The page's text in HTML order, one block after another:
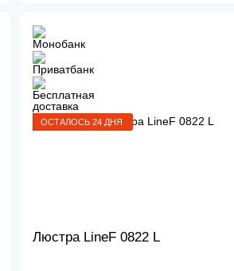
ОСТАЛОСЬ 24 ДНЯ
Люстра LineF 0822 L